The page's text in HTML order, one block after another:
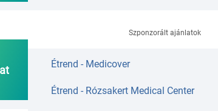
Szponzorált ajánlatok
Étrend - Medicover
Étrend - Rózsakert Medical Center